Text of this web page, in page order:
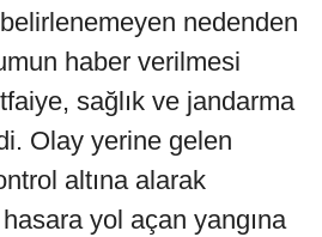
nedenden
haber verilmesi
sağlık ve jandarma
Olay yerine gelen
altına alarak
yol açan yangına